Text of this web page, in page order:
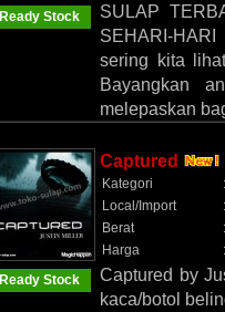
Ready Stock
SULAP
SEHARI-
sering kita
Bayangkan
melepaskan
Ready Stock
Captured
Kategori
:
Local/Import
:
Berat
:
Harga
:
Captured by
kaca/botol